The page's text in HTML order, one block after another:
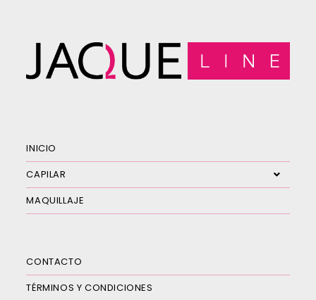
INICIO
CAPILAR
MAQUILLAJE
CONTACTO
TÉRMINOS Y CONDICIONES